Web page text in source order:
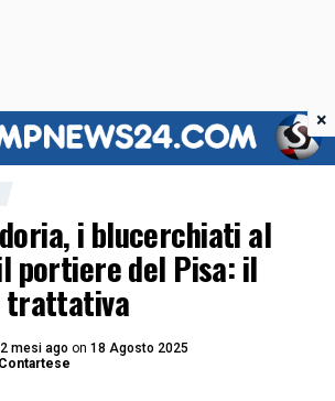
i blucerchiati al
portiere del Pisa: il
trattativa
mesi ago on 18 Agosto 2025
×